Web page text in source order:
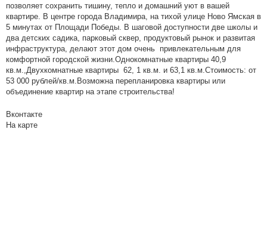
позволяет сохранить тишину, тепло и домашний уют в вашей
квартире. В центре города Владимира, на тихой улице Ново Ямская в
5 минутах от Площади Победы. В шаговой доступности две школы и
два детских садика, парковый сквер, продуктовый рынок и развитая
инфраструктура, делают этот дом очень привлекательным для
комфортной городской жизни.Однокомнатные квартиры 40,9
кв.м.,Двухкомнатные квартиры 62, 1 кв.м. и 63,1 кв.м.Стоимость: от
53 000 рублей/кв.м.Возможна перепланировка квартиры или
объединение квартир на этапе строительства!
Вконтакте
На карте